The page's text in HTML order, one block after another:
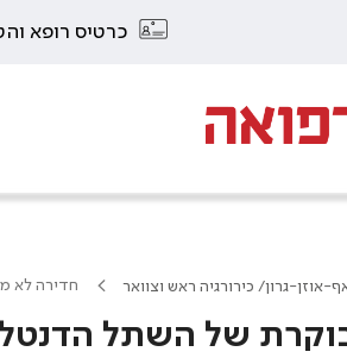
כרטיס רופא
אוזן-גרון/ כירורגיה ראש וצוואר חדירה לא
של השתל